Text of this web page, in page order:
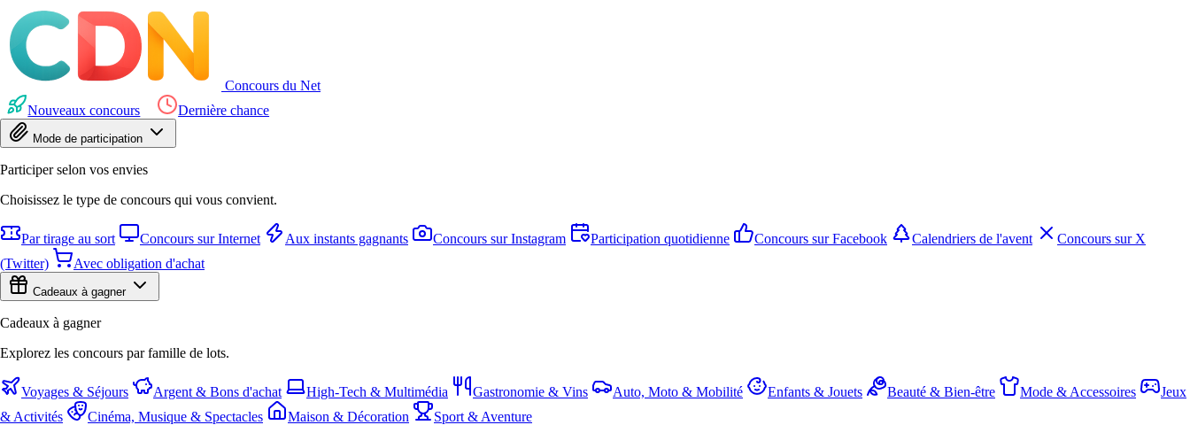
Concours du Net
Nouveaux concours
Dernière chance
Mode de participation
Participer selon vos envies
Choisissez le type de concours qui vous convient.
Par tirage au sort Concours sur Internet Aux instants gagnants Concours sur Instagram Participation quotidienne Concours sur Facebook Calendriers de l'avent
Concours sur X
(Twitter)
Avec obligation d'achat
Cadeaux à gagner
Cadeaux à gagner
Explorez les concours par famille de lots.
Voyages & Séjours Argent & Bons d'achat High-Tech & Multimédia Gastronomie & Vins Auto, Moto & Mobilité Enfants & Jouets Beauté & Bien-être Mode & Accessoires
Jeux
& Activités
Cinéma, Musique & Spectacles Maison & Décoration Sport & Aventure